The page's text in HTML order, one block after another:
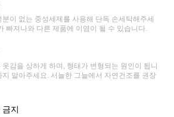
분이 없는 중성세제를 사용해 단독 손세탁해주세
빠져나와 다른 제품에 이염이 될 수 있습니다.
옷감을 상하게 하며, 형태가 변형되는 원인이 됩니
지 말아주세요. 서늘한 그늘에서 자연건조를 권장
금지